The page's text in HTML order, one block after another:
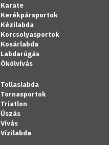
Karate
Kerékpársportok
Kézilabda
Korcsolyasportok
Kosárlabda
Labdarúgás
Ökölvívás
Tollaslabda
Tornasportok
Triatlon
Úszás
Vívás
Vízilabda